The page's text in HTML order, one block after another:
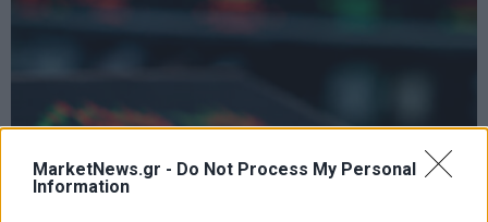
MarketNews.gr - Do Not Process My Personal
Information